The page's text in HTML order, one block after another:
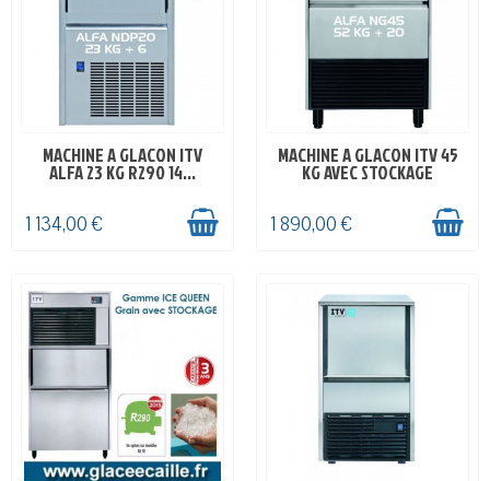
EN STOCK
MACHINE A GLACON ITV
ALFA 23 KG R290 14...
1 134,00 €
EN STOCK
MACHINE A GLACON ITV 45
KG AVEC STOCKAGE
1 890,00 €